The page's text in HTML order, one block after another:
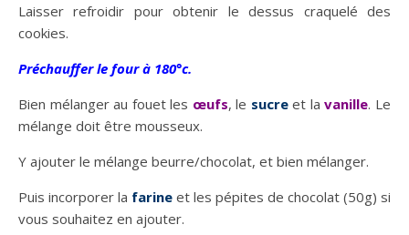
Laisser refroidir pour obtenir le dessus craquelé des
cookies.
Préchauffer le four à 180°c.
Bien mélanger au fouet les œufs, le sucre et lavanille. Le
mélange doit être mousseux.
Y ajouter le mélange beurre/chocolat, et bien mélanger.
Puis incorporer la farine et les pépites de chocolat (50g) si
vous souhaitez en ajouter.